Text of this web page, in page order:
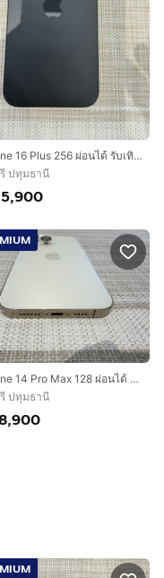
iPhone 16 Plus 256 ผ่อนได้ รับเทิร์น
ปทุมธานี
iPhone 14 Pro Max 128 ผ่อนได้ รับเทิร์น
ปทุมธานี